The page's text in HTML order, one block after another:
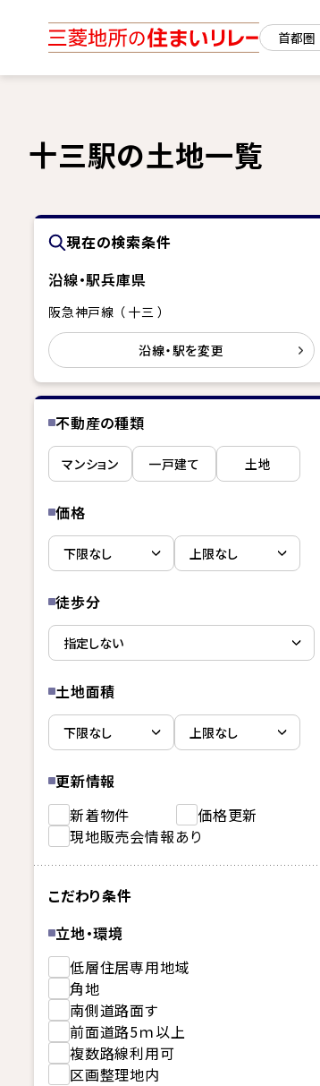
十三駅の土地一覧
現在の検索条件
沿線・駅兵庫県
阪急神戸線 （ 十三 ）
沿線・駅を変更
不動産の種類
マンション 一戸建て 土地
価格
徒歩分
土地面積
更新情報
新着物件
価格更新
現地販売会情報あり
こだわり条件
立地・環境
低層住居専用地域
角地
南側道路面す
前面道路5ｍ以上
複数路線利用可
区画整理地内